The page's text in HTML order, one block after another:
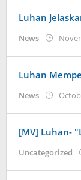
Luhan
News
Luhan
News
[MV] Luhan-
Uncategorized